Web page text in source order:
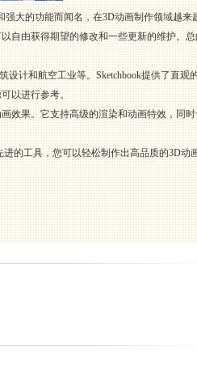
大的功能而闻名，在3D动画制作领域越来
自由获得期望的修改和一些更新的维护。总
计和航空工业等。Sketchbook提供了直观
以进行参考。
效果。它支持高级的渲染和动画特效，同
的工具，您可以轻松制作出高品质的3D动